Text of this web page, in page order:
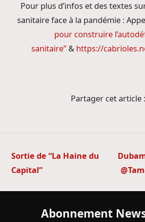
Pour plus d’infos et des textes
sanitaire face à la pandémie :
pour construire
sanitaire”& https://
Partager cet article :
de
l’article
Sortie de “La Haine du
Capital”
Abonnement